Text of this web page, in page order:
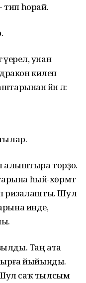
- тип һорай.
унан
килеп
йәнә лә:
алыштыра торҙо.
һый-хөрмәт
ризалашты. Шул
инде,
Таң ата
йыйынды.
Шул саҡ тылсым